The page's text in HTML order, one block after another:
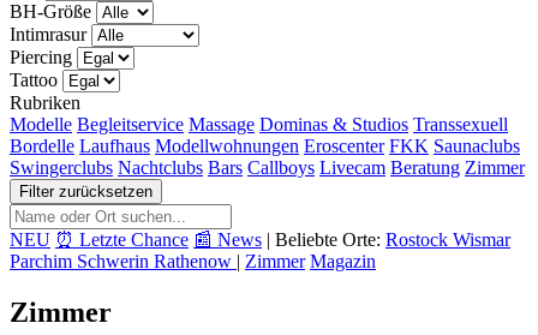
BH-Größe
Intimrasur
Piercing
Tattoo
Rubriken
Modelle Begleitservice Massage Dominas & Studios Transsexuell
Bordelle Laufhaus Modellwohnungen Eroscenter FKK Saunaclubs
Swingerclubs Nachtclubs Bars Callboys Livecam Beratung Zimmer
Filter zurücksetzen
NEU ⏰ Letzte Chance 📰 News | Beliebte Orte: Rostock Wismar
Parchim Schwerin Rathenow | Zimmer Magazin
Zimmer